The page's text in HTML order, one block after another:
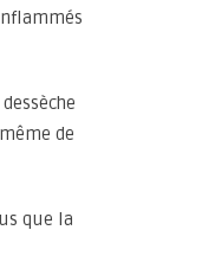
de
que la